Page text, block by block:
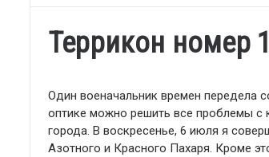
Террикон номер
Один военачальник времен передела
оптике можно решить все проблемы с
города. В воскресенье, 6 июля я
Азотного и Красного Пахаря. Кроме